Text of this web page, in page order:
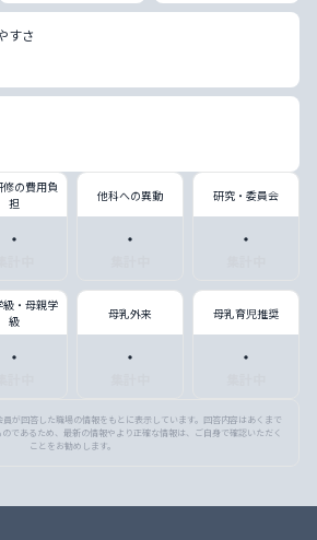
すさ
修の費用負
担
・
他科への異動
・
研究・委員会
・
級・母親学
級
・
母乳外来
・
母乳育児推奨
・
が回答した職場の情報をもとに表示しています。回答内容はあくまで
であるため、最新の情報やより正確な情報は、ご自身で確認いただく
ことをお勧めします。